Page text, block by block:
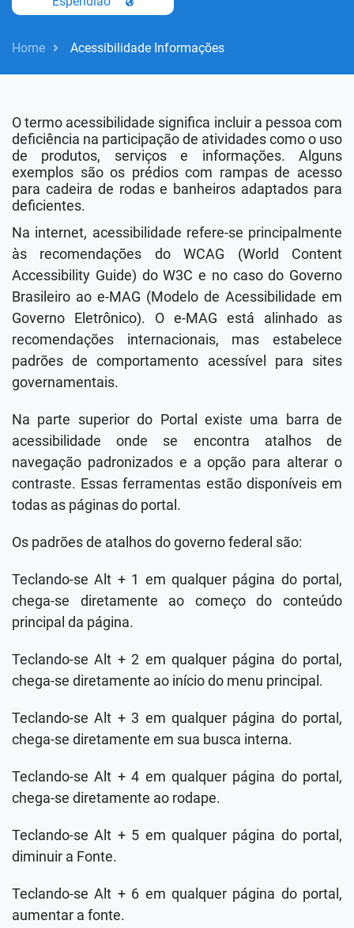
Home Acessibilidade Informações
O termo acessibilidade significa incluir a pessoa com
deficiência na participação de atividades como o uso
de produtos, serviços e informações. Alguns
exemplos são os prédios com rampas de acesso
para cadeira de rodas e banheiros adaptados para
deficientes.
Na internet, acessibilidade refere-se principalmente
às recomendações do WCAG (World Content
Accessibility Guide) do W3C e no caso do Governo
Brasileiro ao e-MAG (Modelo de Acessibilidade em
Governo Eletrônico). O e-MAG está alinhado as
recomendações internacionais, mas estabelece
padrões de comportamento acessível para sites
governamentais.
Na parte superior do Portal existe uma barra de
acessibilidade onde se encontra atalhos de
navegação padronizados e a opção para alterar o
contraste. Essas ferramentas estão disponíveis em
todas as páginas do portal.
Os padrões de atalhos do governo federal são:
Teclando-se Alt + 1 em qualquer página do portal,
chega-se diretamente ao começo do conteúdo
principal da página.
Teclando-se Alt + 2 em qualquer página do portal,
chega-se diretamente ao início do menu principal.
Teclando-se Alt + 3 em qualquer página do portal,
chega-se diretamente em sua busca interna.
Teclando-se Alt + 4 em qualquer página do portal,
chega-se diretamente ao rodape.
Teclando-se Alt + 5 em qualquer página do portal,
diminuir a Fonte.
Teclando-se Alt + 6 em qualquer página do portal,
aumentar a fonte.